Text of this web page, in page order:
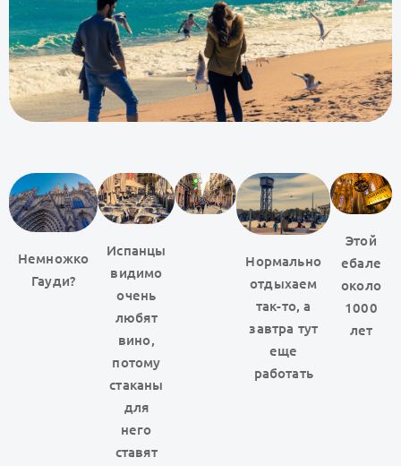
Немножко
Гауди?
Испанцы
видимо
очень
любят
вино,
потому
стаканы
для
него
ставят
Нормально
отдыхаем
так-то, а
завтра тут
еще
работать
Этой
ебале
около
1000
лет